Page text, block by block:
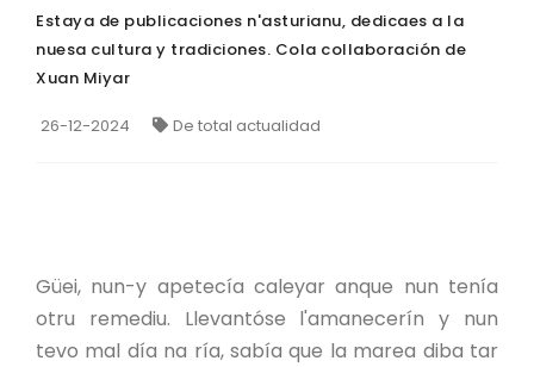
Estaya de publicaciones n'asturianu, dedicaes a la
nuesa cultura y tradiciones. Cola collaboración de
Xuan Miyar
26-12-2024 De total actualidad
Güei, nun-y apetecía caleyar anque nun tenía
otru remediu. Llevantóse l'amanecerín y nun
tevo mal día na ría, sabía que la marea diba tar